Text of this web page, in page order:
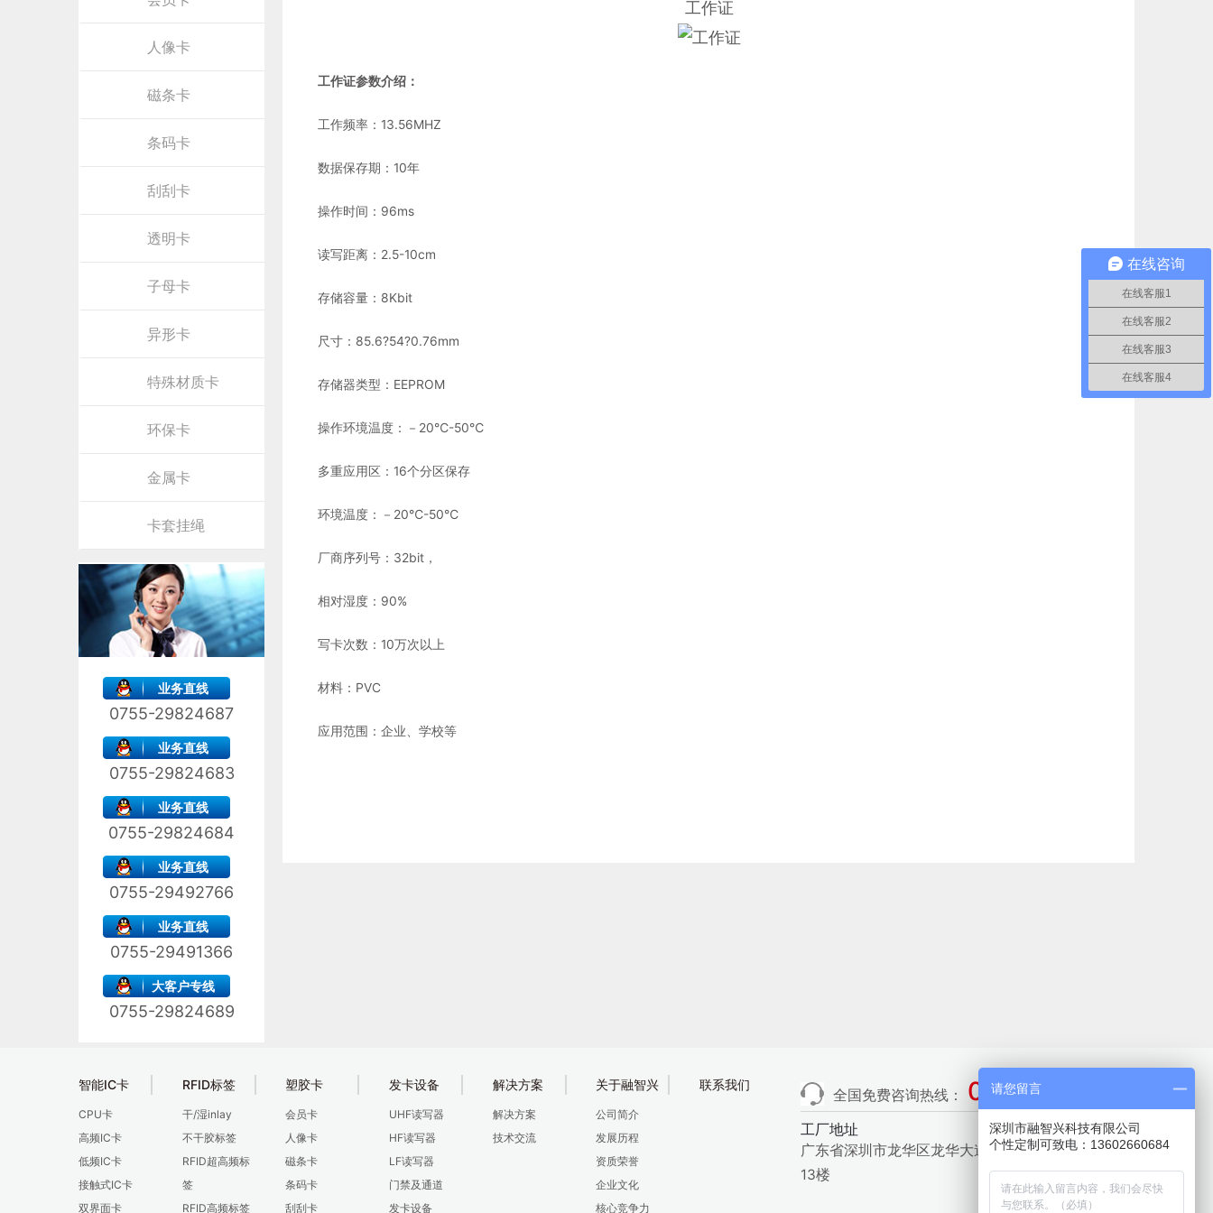
人像卡
磁条卡
条码卡
刮刮卡
透明卡
子母卡
异形卡
特殊材质卡
环保卡
金属卡
卡套挂绳
业务直线
0755-29824687
业务直线
0755-29824683
业务直线
0755-29824684
业务直线
0755-29492766
业务直线
0755-29491366
大客户专线
0755-29824689
工作证
工作证参数介绍：
工作频率：13.56MHZ
数据保存期：10年
操作时间：96ms
读写距离：2.5-10cm
存储容量：8Kbit
尺寸：85.6?54?0.76mm
存储器类型：EEPROM
操作环境温度：－20℃-50℃
多重应用区：16个分区保存
环境温度：－20℃-50℃
厂商序列号：32bit，
相对湿度：90%
写卡次数：10万次以上
材料：PVC
应用范围：企业、学校等
智能IC卡
CPU卡
高频IC卡
低频IC卡
接触式IC卡
双界面卡
RFID标签
干/湿inlay
不干胶标签
RFID超高频标
签
RFID高频标签
塑胶卡
会员卡
人像卡
磁条卡
条码卡
刮刮卡
发卡设备
UHF读写器
HF读写器
LF读写器
门禁及通道
发卡设备
解决方案
解决方案
技术交流
关于融智兴
公司简介
发展历程
资质荣誉
企业文化
核心竞争力
联系我们
全国免费咨询热线： 0755-29824687
工厂地址
广东省深圳市龙华区龙华大道412号精密制造大厦1栋
13楼
在线咨询
在线客服1
在线客服2
在线客服3
在线客服4
请您留言
深圳市融智兴科技有限公司
个性定制可致电：13602660684